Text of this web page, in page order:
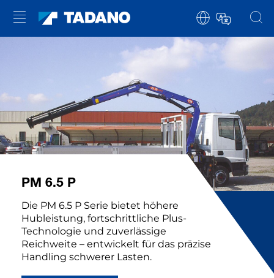
PM 6.5 P
Die PM 6.5 P Serie bietet höhere
Hubleistung, fortschrittliche Plus-
Technologie und zuverlässige
Reichweite – entwickelt für das präzise
Handling schwerer Lasten.